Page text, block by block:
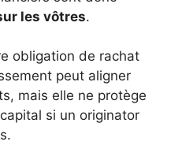
les vôtres.
obligation de rachat
peut aligner
mais elle ne protège
si un originator